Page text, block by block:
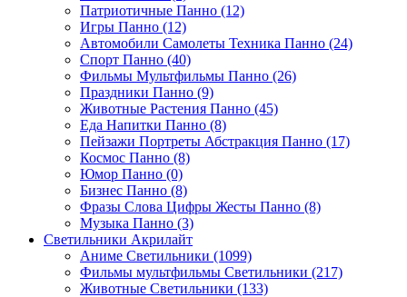
Патриотичные Панно (12)
Игры Панно (12)
Автомобили Самолеты Техника Панно (24)
Спорт Панно (40)
Фильмы Мультфильмы Панно (26)
Праздники Панно (9)
Животные Растения Панно (45)
Еда Напитки Панно (8)
Пейзажи Портреты Абстракция Панно (17)
Космос Панно (8)
Юмор Панно (0)
Бизнес Панно (8)
Фразы Слова Цифры Жесты Панно (8)
Музыка Панно (3)
Светильники Акрилайт
Аниме Светильники (1099)
Фильмы мультфильмы Светильники (217)
Животные Светильники (133)